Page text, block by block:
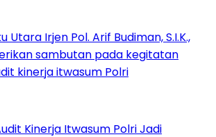
Kinerja Itwasum Polri Jadi